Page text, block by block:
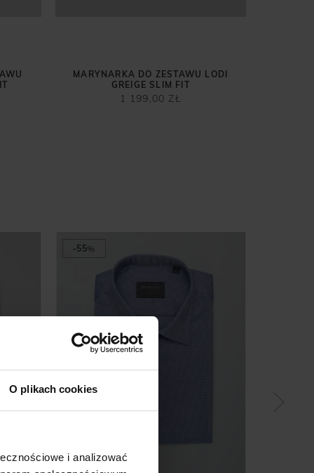
O plikach cookies
i analizować
MARYNARKA DO ZESTAWU LODI
GREIGE SLIM FIT
1 199,00 ZŁ
-55%